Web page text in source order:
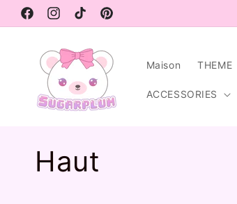
passer
au
FacebookInstagramTikTokPinterest
Maison THEME
ACCESSORIES
C
Haut